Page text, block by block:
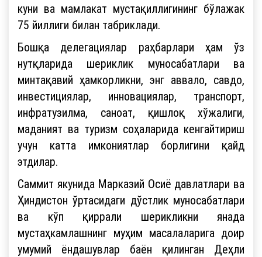
куни ва мамлакат мустақиллигининг бўлажак
75 йиллиги билан табриклади.
Бошқа делегациялар раҳбарлари ҳам ўз
нутқларида шериклик муносабатлари ва
минтақавий ҳамкорликни, энг аввало, савдо,
инвестициялар, инновациялар, транспорт,
инфратузилма, саноат, қишлоқ хўжалиги,
маданият ва туризм соҳаларида кенгайтириш
учун катта имкониятлар борлигини қайд
этдилар.
Саммит якунида Марказий Осиё давлатлари ва
Ҳиндистон ўртасидаги дўстлик муносабатлари
ва кўп қиррали шерикликни янада
мустаҳкамлашнинг муҳим масалаларига доир
умумий ёндашувлар баён қилинган Деҳли